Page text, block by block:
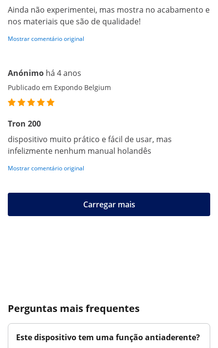
Ainda não experimentei, mas mostra no acabamento e
nos materiais que são de qualidade!
Mostrar comentário original
Anónimo há 4 anos
Publicado em Expondo Belgium
Tron 200
dispositivo muito prático e fácil de usar, mas
infelizmente nenhum manual holandês
Mostrar comentário original
Carregar mais
Perguntas mais frequentes
Este dispositivo tem uma função antiaderente?